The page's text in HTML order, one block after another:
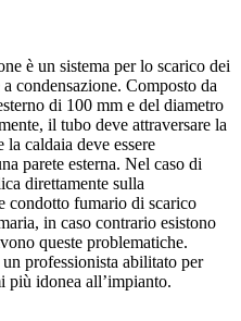
è un sistema per lo scarico dei
condensazione. Composto da
di 100 mm e del diametro
il tubo deve attraversare la
la caldaia deve essere
parete esterna. Nel caso di
direttamente sulla
condotto fumario di scarico
in caso contrario esistono
queste problematiche.
professionista abilitato per
più idonea all’impianto.